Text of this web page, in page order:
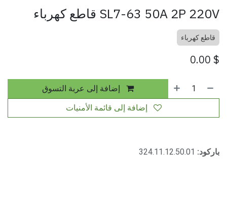
SL7-63 50A 2P 220V قاطع كهرباء
قاطع كهرباء
$
0.00
إضافة إلى قائمة الأمنيات
باركود: 324.11.12.50.01